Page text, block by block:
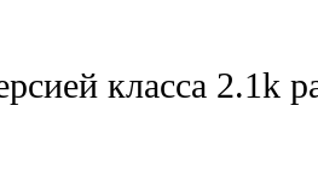
класса 2.1k